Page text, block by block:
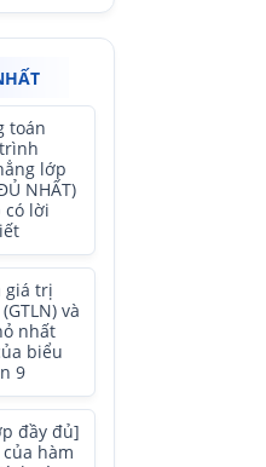
toán
lớp
NHẤT)
có lời
giá trị
và
nhất
biểu
9
đầy đủ]
hàm